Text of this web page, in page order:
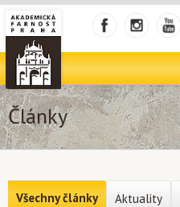
Články
Všechny články Aktuality